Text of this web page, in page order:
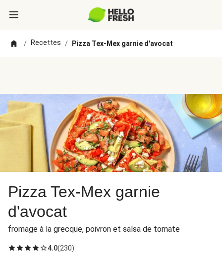
/ Recettes / Pizza Tex-Mex garnie d'avocat
Pizza Tex-Mex garnie
d'avocat
fromage à la grecque, poivron et salsa de tomate
4.0(230)